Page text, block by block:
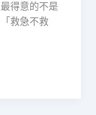
得意的不是
救急不救